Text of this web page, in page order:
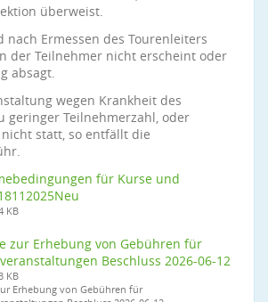
überweist.
nach Ermessen des Tourenleiters
der Teilnehmer nicht erscheint oder
absagt.
wegen Krankheit des
geringer Teilnehmerzahl, oder
statt, so entfällt die
für Kurse und
KB
zur Erhebung von Gebühren für
Beschluss 2026-06-12
KB
Erhebung von Gebühren für